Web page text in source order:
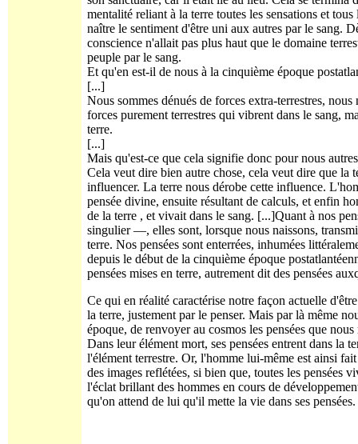
mentalité reliant à la terre toutes les sensations et
naître le sentiment d'être uni aux autres par le sang.
conscience n'allait pas plus haut que le domaine
peuple par le sang.
Et qu'en est-il de nous à la cinquième époque
[...]
Nous sommes dénués de forces extra-terrestres,
forces purement terrestres qui vibrent dans le sang,
terre.
[...]
Mais qu'est-ce que cela signifie donc pour nous
Cela veut dire bien autre chose, cela veut dire que la
influencer. La terre nous dérobe cette influence.
pensée divine, ensuite résultant de calculs, et enfin
de la terre , et vivait dans le sang. [...]Quant à nos
singulier —, elles sont, lorsque nous naissons,
terre. Nos pensées sont enterrées, inhumées
depuis le début de la cinquième époque
pensées mises en terre, autrement dit des pensées
Ce qui en réalité caractérise notre façon actuelle
la terre, justement par le penser. Mais par là même
époque, de renvoyer au cosmos les pensées que
Dans leur élément mort, ses pensées entrent dans la
l'élément terrestre. Or, l'homme lui-même est ainsi
des images reflétées, si bien que, toutes les pensées
l'éclat brillant des hommes en cours de
qu'on attend de lui qu'il mette la vie dans ses pensées.